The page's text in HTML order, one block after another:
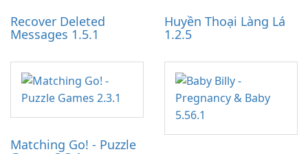
Recover Deleted
Messages 1.5.1
Huyền Thoại Làng Lá
1.2.5
Matching Go! - Puzzle